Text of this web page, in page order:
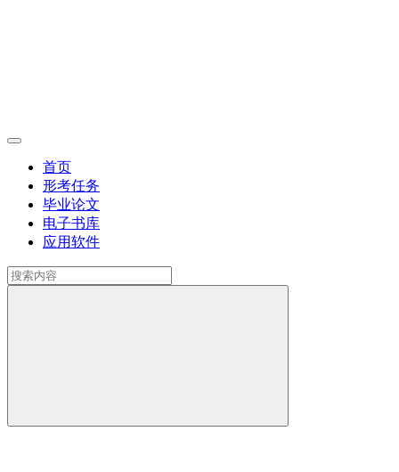
首页
形考任务
毕业论文
电子书库
应用软件